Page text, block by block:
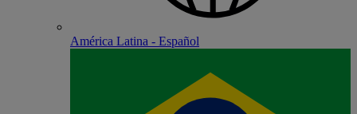
América Latina - Español